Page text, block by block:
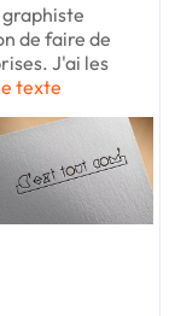
graphiste
de faire de
J'ai les
texte